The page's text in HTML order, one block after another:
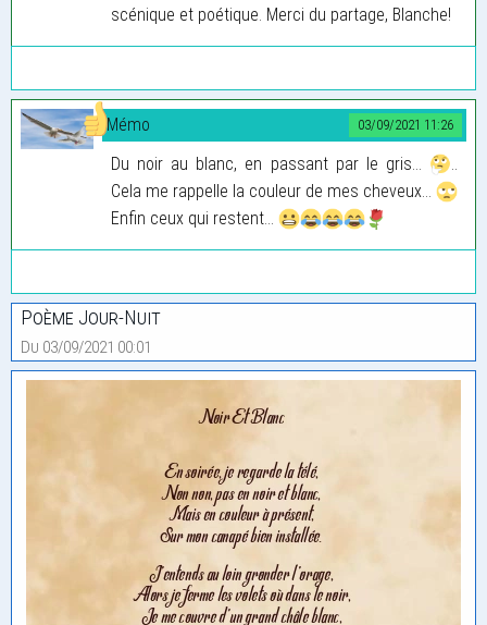
scénique et poétique. Merci du partage, Blanche!
03/09/2021 11:26
Mémo
Du noir au blanc, en passant par le gris...
Cela me rappelle la couleur de mes cheveux...
Enfin ceux qui restent...
Poème Jour-Nuit
Du 03/09/2021 00:01